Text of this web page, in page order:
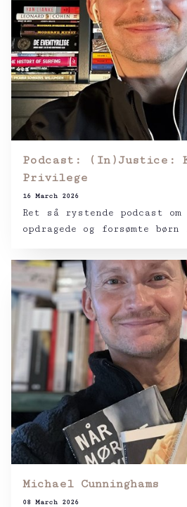
Podcast: (In)Justice:
Privilege
16 March 2026
Ret så rystende podcast
opdragede og forsømte
Michael Cunninghams
08 March 2026